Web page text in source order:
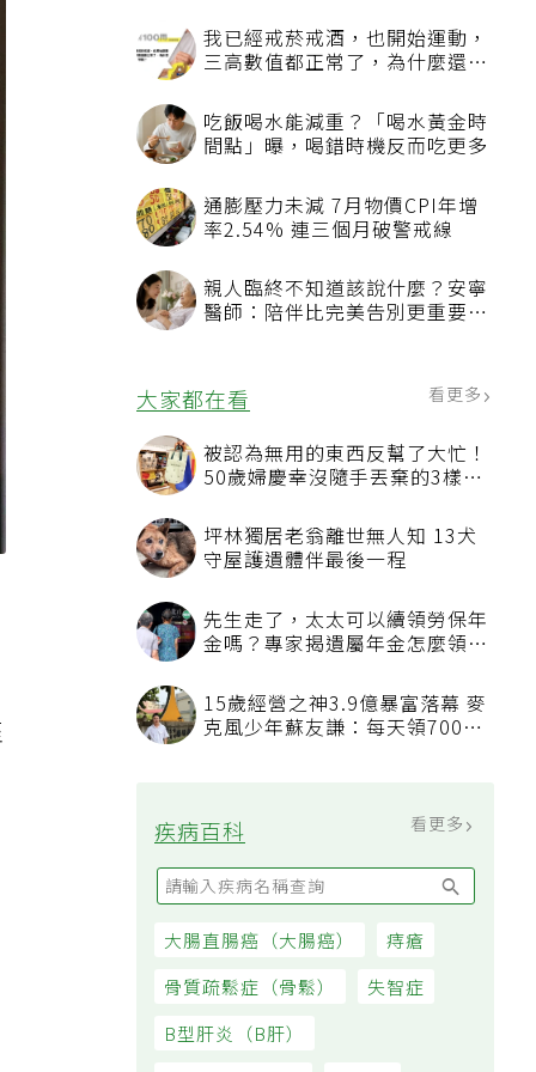
我已經戒菸戒酒，也開始運動，
三高數值都正常了，為什麼還不
吃飯喝水能減重？「喝水黃金時
間點」曝，喝錯時機反而吃更多
通膨壓力未減 7月物價CPI年增
率2.54% 連三個月破警戒線
親人臨終不知道該說什麼？安寧
醫師：陪伴比完美告別更重要，
大家都在看
被認為無用的東西反幫了大忙！
50歲婦慶幸沒隨手丟棄的3樣物
坪林獨居老翁離世無人知 13犬
守屋護遺體伴最後一程
先生走了，太太可以續領勞保年
15歲經營之神3.9億暴富落幕 麥
克風少年蘇友謙：每天領700元
疾病百科